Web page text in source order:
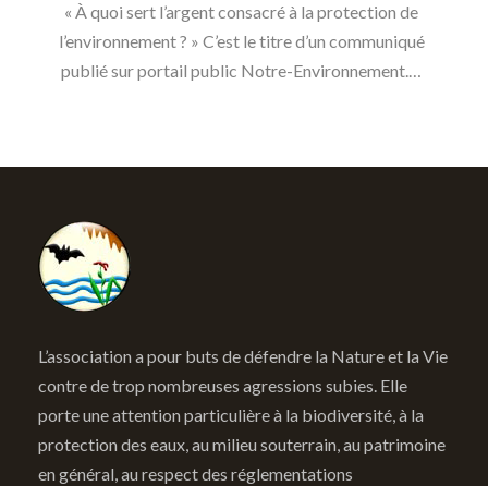
« À quoi sert l’argent consacré à la protection de
l’environnement ? » C’est le titre d’un communiqué
publié sur portail public Notre-Environnement.…
L’association a pour buts de défendre la Nature et la Vie
contre de trop nombreuses agressions subies. Elle
porte une attention particulière à la biodiversité, à la
protection des eaux, au milieu souterrain, au patrimoine
en général, au respect des réglementations